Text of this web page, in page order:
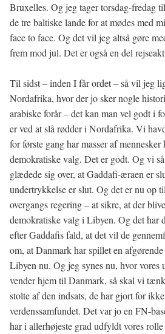
Bruxelles. Og jeg tager torsdag-fredag
de tre baltiske lande for at mødes med
face to face. Og det vil jeg altså gøre
frem mod jul. Det er også en del
Til sidst – inden I får ordet – så vil jeg
Nordafrika, hvor der jo sker nogle
arabiske forår – det kan man vel godt i
er ved at slå rødder i Nordafrika. Vi
for første gang har masser af
demokratiske valg. Det er godt. Og vi
glædede sig over, at Gaddafi-æraen er
undertrykkelse er slut. Og det er nu op
overgangs regering – at sikre, at der
demokratiske valg i Libyen. Og det har
efter Gaddafis fald, at det vil de
om, at Danmark har spillet en
Libyen nu. Og jeg synes nu, hvor vores
vender hjem til Danmark, så skal vi
stolte af den indsats, de har gjort for
verdenssamfundet. Det var jo en FN-
har i allerhøjeste grad udfyldt vores